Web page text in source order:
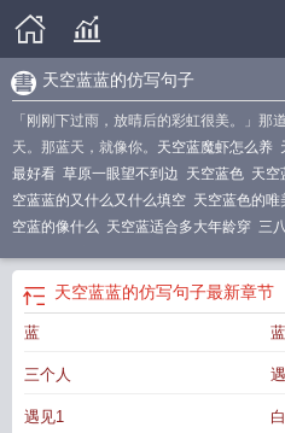
天空蓝蓝的仿写句子
「刚刚下过雨，放晴后的彩虹很美。」
天。那蓝天，就像你。 天空蓝魔虾怎么养
最好看 草原一眼望不到边 天空蓝色 天空
空蓝蓝的又什么又什么填空 天空蓝色的唯
空蓝的像什么 天空蓝适合多大年龄穿 三
空蓝蓝的一眼望不到边风吹过草原
天空
空蓝蓝的
原天空蓝适合黄黑皮吗 天
唯美短句
天空
像什么的比喻句
天空蓝色的原因是什么
天空蓝蓝的仿写句子最新章节
蓝 蓝
三个人
遇见1